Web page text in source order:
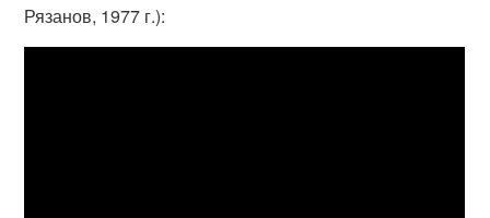
Рязанов, 1977 г.):